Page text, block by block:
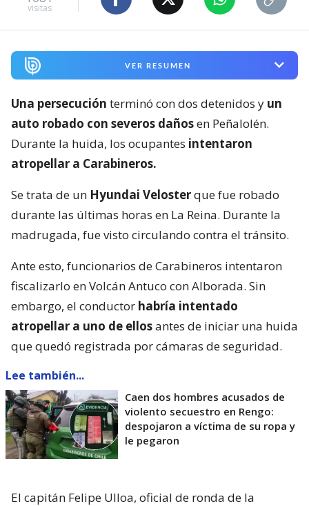
visitas
VER RESUMEN
Una persecución terminó con dos detenidos y un
auto robado con severos dañosen Peñalolén.
Durante la huida, los ocupantes intentaron
atropellar a Carabineros.
Se trata de un Hyundai Velosterque fue robado
durante las últimas horas en La Reina. Durante la
madrugada, fue visto circulando contra el tránsito.
Ante esto, funcionarios de Carabineros intentaron
fiscalizarlo en Volcán Antuco con Alborada. Sin
embargo, el conductor habría intentado
atropellar a uno de ellosantes de iniciar una huida
que quedó registrada por cámaras de seguridad.
Lee también...
Caen dos hombres acusados de
violento secuestro en Rengo:
despojaron a víctima de su ropa y
le pegaron
El capitán Felipe Ulloa, oficial de ronda de la